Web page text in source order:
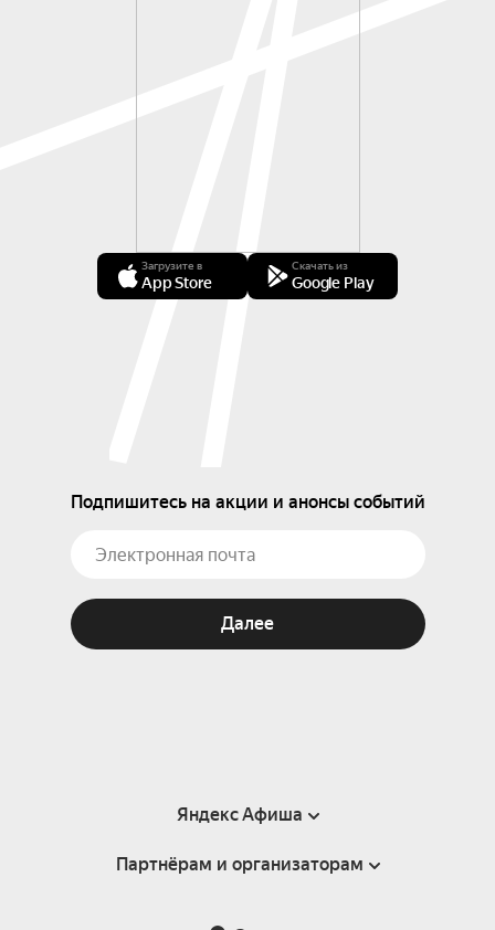
Загрузите в
App Store
Скачать из
Google Play
Подпишитесь на акции и анонсы событий
Далее
Яндекс Афиша
Справка
Партнёрам и организаторам